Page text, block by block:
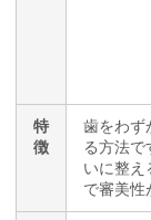
特
徴
歯をわず
る方法
いに整え
で審美性